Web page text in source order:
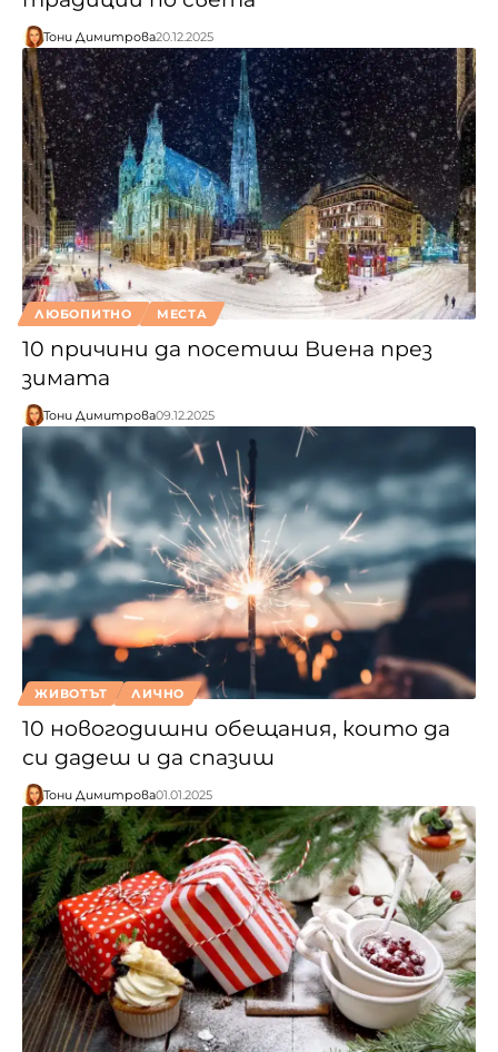
Тони Димитрова20.12.2025
ЛЮБОПИТНО МЕСТА
10 причини да посетиш Виена през
зимата
Тони Димитрова09.12.2025
ЖИВОТЪТ ЛИЧНО
10 новогодишни обещания, които да
си дадеш и да спазиш
Тони Димитрова01.01.2025